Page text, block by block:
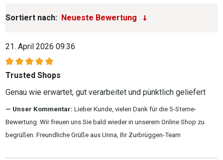
Sortiert nach:
21. April 2026 09:36
Bewertung mit 5 von 5 Sternen
Trusted Shops
Genau wie erwartet, gut verarbeitet und pünktlich geliefert
Unser Kommentar: Lieber Kunde, vielen Dank für die 5-Sterne-
Bewertung. Wir freuen uns Sie bald wieder in unserem Online Shop zu
begrüßen. Freundliche Grüße aus Unna, Ihr Zurbrüggen-Team